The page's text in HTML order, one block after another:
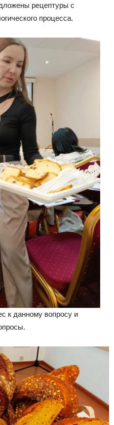
рецептуры с
процесса.
к данному вопросу и